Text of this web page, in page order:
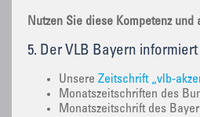
Nutzen Sie diese Kompetenz und
5. Der VLB Bayern informiert
Unsere Zeitschrift „vlb-
Monatszeitschriften des
Monatszeitschrift des